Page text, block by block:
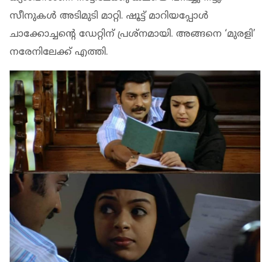
സീനുകൾ അടിമുടി മാറ്റി. ഷൂട്ട് മാറിയപ്പോൾ
ചാക്കോച്ചന്റെ ഡേറ്റിന് പ്രശ്നമായി. അങ്ങനെ ‘മുരളി’
നരേനിലേക്ക് എത്തി.